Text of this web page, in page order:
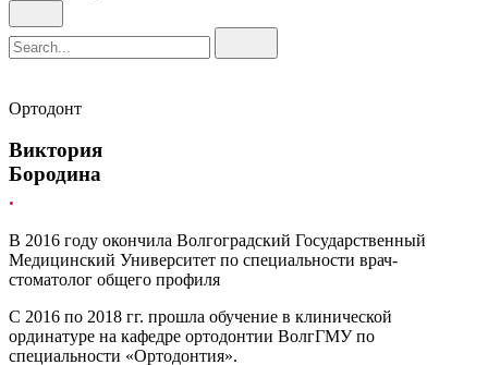
Search
for
Ортодонт
Виктория
Бородина
.
В 2016 году окончила Волгоградский Государственный
Медицинский Университет по специальности врач-
стоматолог общего профиля
С 2016 по 2018 гг. прошла обучение в клинической
ординатуре на кафедре ортодонтии ВолгГМУ по
специальности «Ортодонтия».